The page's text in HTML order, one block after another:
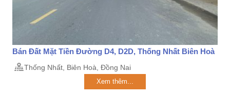
Bán Đất Mặt Tiền Đường D4, D2D, Thống Nhất Biên Hoà
Thống Nhất, Biên Hoà, Đồng Nai
Xem thêm...